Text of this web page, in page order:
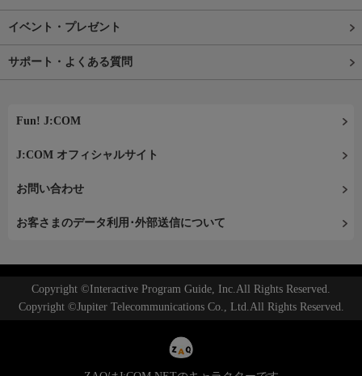
イベント・プレゼント
サポート・よくある質問
Fun! J:COM
J:COM オフィシャルサイト
お問い合わせ
お客さまのデータ利用･外部送信について
Copyright ©Interactive Program Guide, Inc.All Rights Reserved.
Copyright ©Jupiter Telecommunications Co., Ltd.All Rights Reserved.